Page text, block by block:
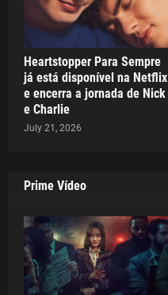
Heartstopper Para Sempre
já está disponível na Netflix
e encerra a jornada de Nick
e Charlie
July 21, 2026
Prime Vídeo